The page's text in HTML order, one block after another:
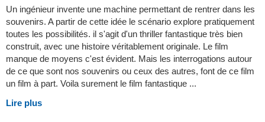
Un ingénieur invente une machine permettant de rentrer dans les
souvenirs. A partir de cette idée le scénario explore pratiquement
toutes les possibilités. il s'agit d'un thriller fantastique très bien
construit, avec une histoire véritablement originale. Le film
manque de moyens c'est évident. Mais les interrogations autour
de ce que sont nos souvenirs ou ceux des autres, font de ce film
un film à part. Voila surement le film fantastique ...
Lire plus